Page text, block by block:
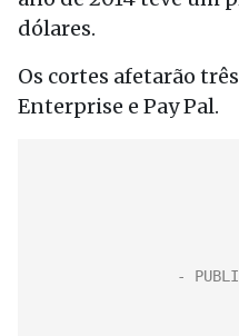
dólares.
Os cortes afetarão
Enterprise e Pay Pal.